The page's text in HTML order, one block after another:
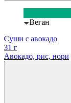
Веган
Суши с авокадо
31 г
Авокадо, рис, нори